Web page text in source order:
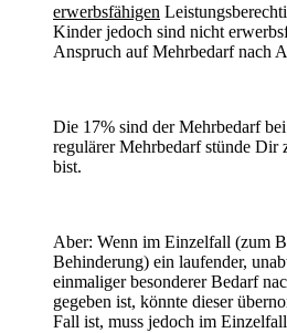
erwerbsfähigen
Kinder jedoch sind nicht
Anspruch auf Mehrbedarf nach
Die 17% sind der Mehrbedarf
regulärer Mehrbedarf stünde Dir
bist.
Aber: Wenn im Einzelfall (zum
Behinderung) ein laufender,
einmaliger besonderer Bedarf
gegeben ist, könnte dieser
Fall ist, muss jedoch im